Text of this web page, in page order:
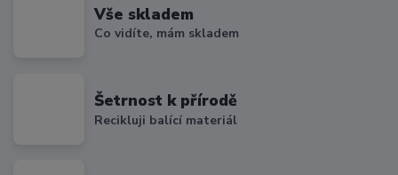
Vše skladem
Co vidíte, mám skladem
Šetrnost k přírodě
Recikluji balící materiál